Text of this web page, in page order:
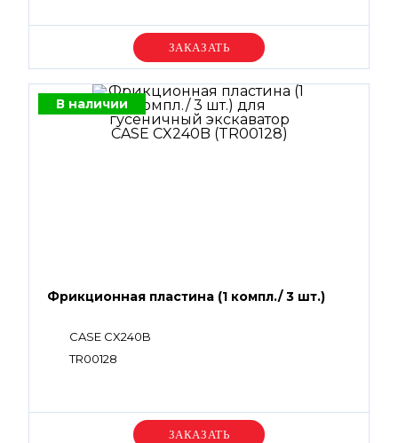
Уточняйте цену
В наличии
Фрикционная пластина (1 компл./ 3 шт.)
CASE CX240B
TR00128
Уточняйте цену